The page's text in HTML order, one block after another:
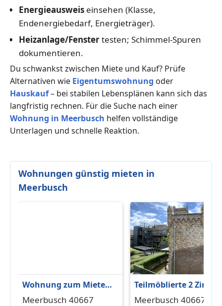
Energieausweiseinsehen (Klasse,
Endenergiebedarf, Energieträger).
Heizanlage/Fenstertesten; Schimmel-Spuren
dokumentieren.
Du schwankst zwischen Miete und Kauf? Prüfe
Alternativen wie Eigentumswohnung oder
Hauskauf– bei stabilen Lebensplänen kann sich das
langfristig rechnen. Für die Suche nach einer
Wohnung in Meerbusch helfen vollständige
Unterlagen und schnelle Reaktion.
Wohnungen günstig mieten in
Meerbusch
Wohnung zum Mieten
in Meerbusch 1.136,85 €
Meerbusch 40667
Teilmöblierte 2
Wohnung mit großer
Meerbusch 40667